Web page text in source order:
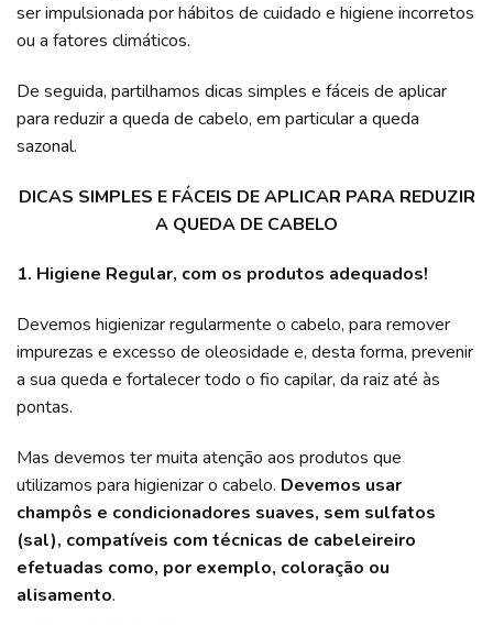
ser impulsionada por hábitos de cuidado e higiene incorretos
ou a fatores climáticos.
De seguida, partilhamos dicas simples e fáceis de aplicar
para reduzir a queda de cabelo, em particular a queda
sazonal.
DICAS SIMPLES E FÁCEIS DE APLICAR PARA REDUZIR
A QUEDA DE CABELO
1. Higiene Regular, com os produtos adequados!
Devemos higienizar regularmente o cabelo, para remover
impurezas e excesso de oleosidade e, desta forma, prevenir
a sua queda e fortalecer todo o fio capilar, da raiz até às
pontas.
Mas devemos ter muita atenção aos produtos que
utilizamos para higienizar o cabelo. Devemos usar
champôs e condicionadores suaves, sem sulfatos
(sal), compatíveis com técnicas de cabeleireiro
efetuadas como, por exemplo, coloração ou
alisamento.